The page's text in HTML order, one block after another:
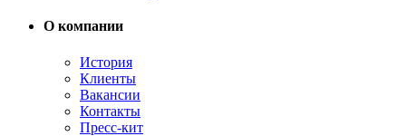
О компании
История
Клиенты
Вакансии
Контакты
Пресс-кит